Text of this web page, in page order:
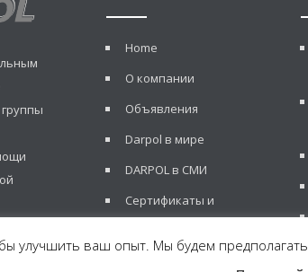
Home
О компании
Объявления
Darpol в мире
DARPOL в СМИ
Сертификаты и
Новости
улучшить ваш опыт. Мы будем